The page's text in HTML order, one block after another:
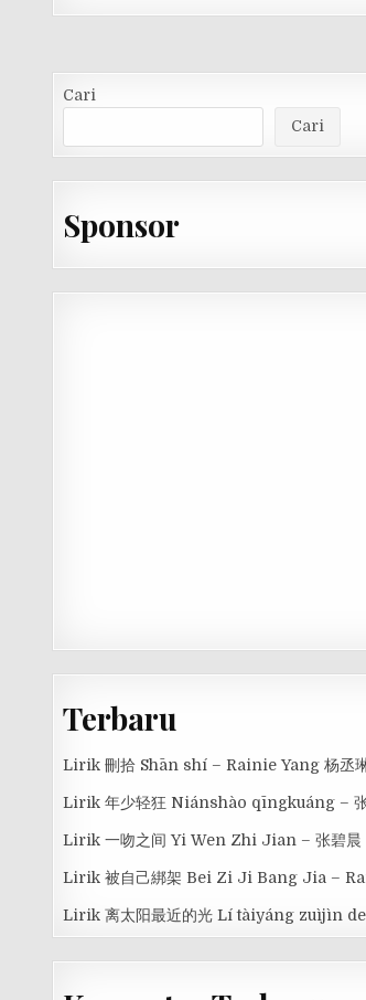
Cari
Cari
Sponsor
Terbaru
Lirik 刪拾 Shān shí – Rainie Yang 杨丞
Lirik 年少轻狂 Niánshào qīngkuáng –
Lirik 一吻之间 Yi Wen Zhi Jian – 张碧
Lirik 被自己綁架 Bei Zi Ji Bang Jia –
Lirik 离太阳最近的光 Lí tàiyáng zuìjìn